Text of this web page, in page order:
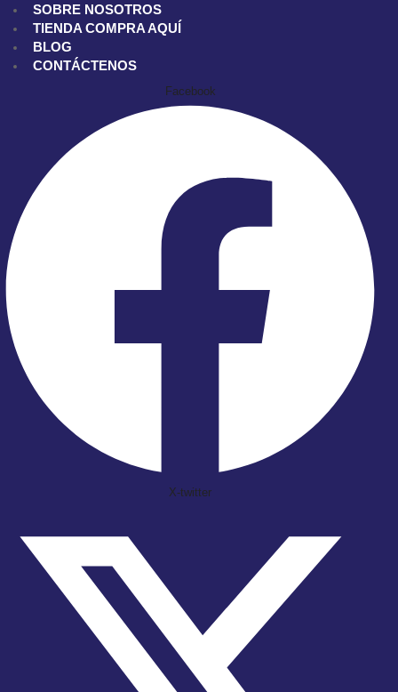
SOBRE NOSOTROS
TIENDA COMPRA AQUÍ
BLOG
CONTÁCTENOS
Facebook
X-twitter